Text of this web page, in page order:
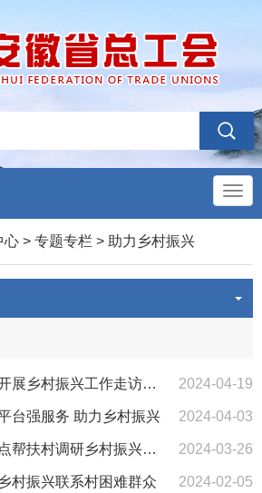
导
心 > 专题专栏 > 助力乡村振兴
2024-04-19
泾县总工会赴基层开展乡村振兴工作走访调研
2024-04-03
台强服务 助力乡村振兴
2024-03-26
颍泉区总工会到定点帮扶村调研乡村振兴工作
2024-02-05
村振兴联系村困难群众